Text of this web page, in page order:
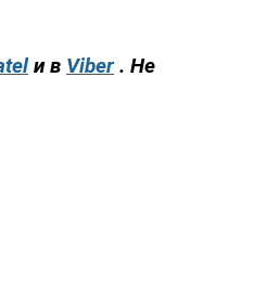
и в Viber . Не